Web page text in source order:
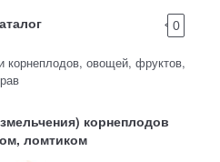
0
корнеплодов, овощей, фруктов,
корнеплодов
ломтиком